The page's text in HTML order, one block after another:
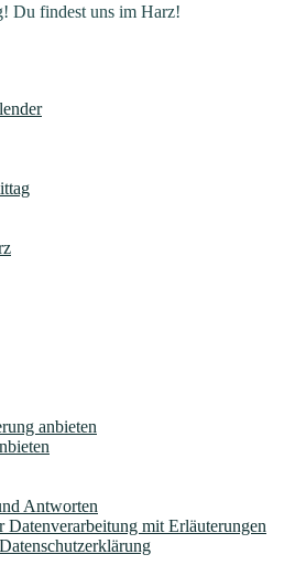
Du findest uns im Harz!
anbieten
Antworten
mit Erläuterungen